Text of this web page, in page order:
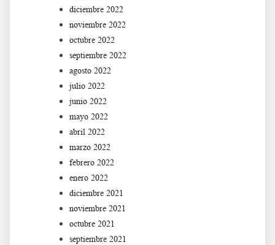
diciembre 2022
noviembre 2022
octubre 2022
septiembre 2022
agosto 2022
julio 2022
junio 2022
mayo 2022
abril 2022
marzo 2022
febrero 2022
enero 2022
diciembre 2021
noviembre 2021
octubre 2021
septiembre 2021